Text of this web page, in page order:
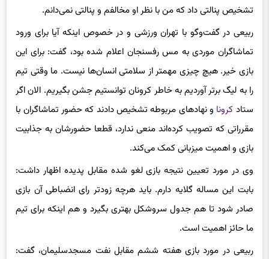
ربیعی در گفت‌وگو با تهران ورزشی و در خصوص اینکه آیا برای ورود
تماشاگران موردی به مس رفسنجان اعلام شده بود، گفت: برای این
بازی خیر. هیچ چیزی مهمتر از سلامتی انسان‌ها نیست. ما وقتی تیم
را به لیگ برتر آوردیم به خاطر کرونان توانستیم جشن بگیریم. الان اگر
ستادکروناو نهادهای مربوطه تشخیص دادند که حضور تماشاگران با
مقرراتی که تصویب کرده‌اند منعی ندارد، قطعا حضورشان به جذابیت
بازی و اهمیت میزبانی کمک می‌کند.
وی در مورد تعیین نتیجه بازی لغو شده مقابل پدیده اظهار داشت:
بابت این مساله گلایه دارم. باید هرچه زودتر رای انضباطی آن بازی
صادر شود تا هم جدول سروشکل بهتری بگیرد و هم اینکه برای تیم
ما حائز اهمیت است.
ربیعی در مورد بازی هفته ششم مقابل نفت مسجدسلیمان، گفت:
امسال قرعه سختی به ما خورد. با سپاهان در اصفهان، با فولاد در